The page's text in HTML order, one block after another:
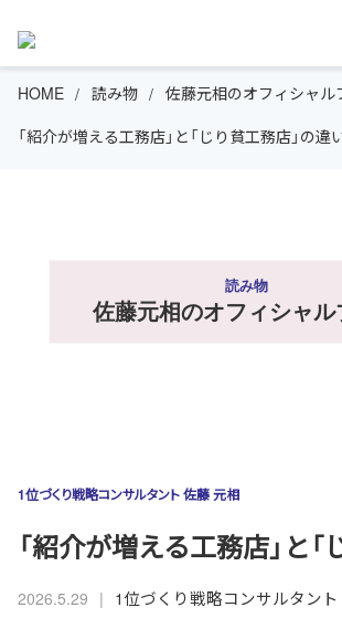
HOME 読み物
佐藤元相のオフィシャル
「紹介が増える工務店」と「じり貧工務店」の違
読み物
佐藤元相のオフィシャル
1位づくり戦略コンサルタント 佐藤 元相
「紹介が増える工務店」と
2026.5.29 | 1位づくり戦略コンサルタン